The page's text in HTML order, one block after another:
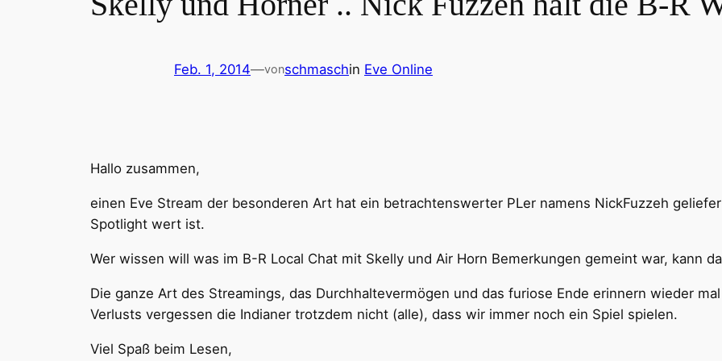
Feb. 1, 2014—vonschmaschin Eve Online
Hallo zusammen,
einen Eve Stream der besonderen Art hat ein betrachtenswerter PLer namens NickFuzzeh
Spotlight wert ist.
Wer wissen will was im B-R Local Chat mit Skelly und Air Horn Bemerkungen gemeint war, kann
Die ganze Art des Streamings, das Durchhaltevermögen und das furiose Ende erinnern wieder
Verlusts vergessen die Indianer trotzdem nicht (alle), dass wir immer noch ein Spiel spielen.
Viel Spaß beim Lesen,